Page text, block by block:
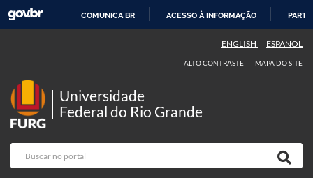
COMUNICA BR ACESSO À INFORMAÇÃO
ENGLISH ESPAÑOL
ALTO CONTRASTE MAPA DO SITE
Universidade
Federal do Rio Grande